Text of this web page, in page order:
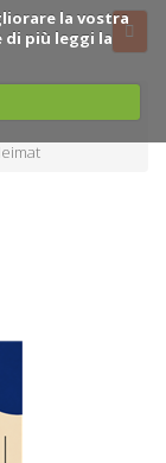
la vostra
di più leggi la